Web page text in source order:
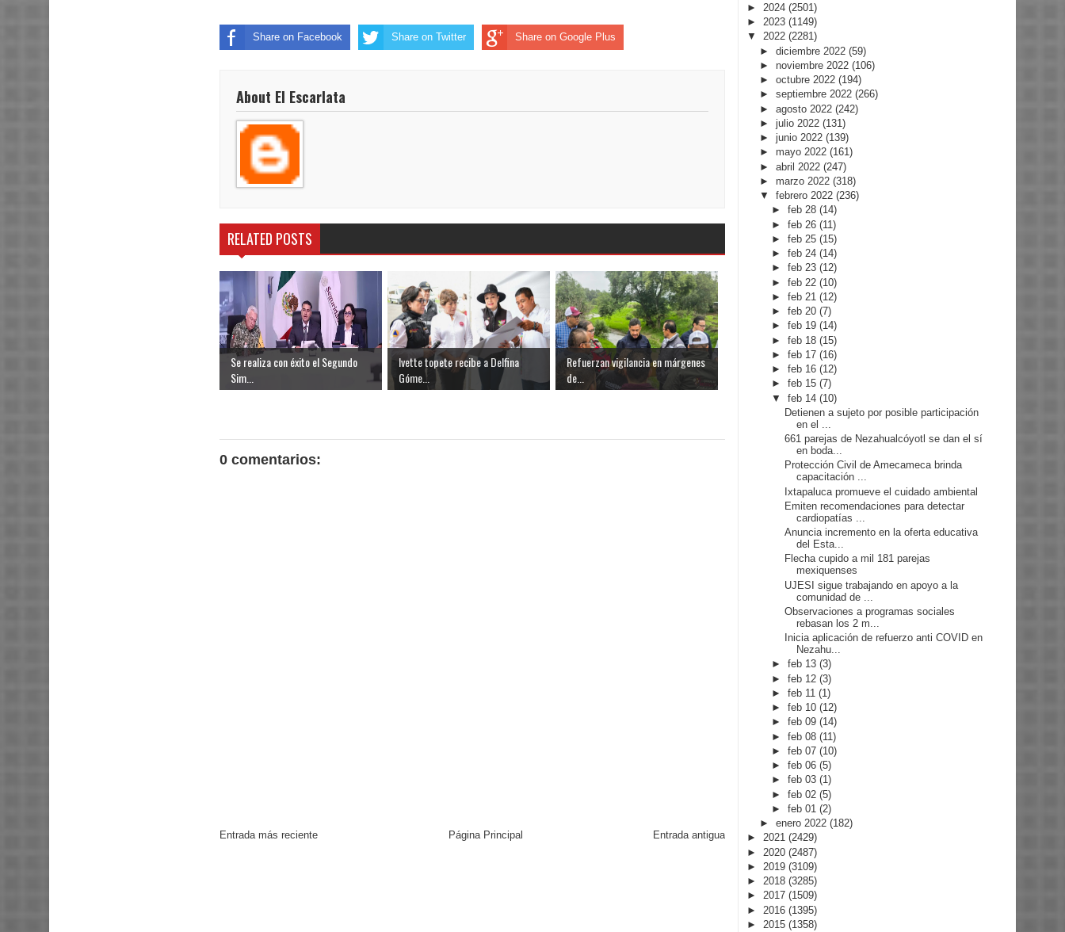
Share on Facebook Share on Twitter Share on Google Plus
About El Escarlata
RELATED POSTS
Se realiza con éxito el Segundo
Sim...
Ivette topete recibe a Delfina
Góme...
Refuerzan vigilancia en márgenes
de...
0 comentarios:
Entrada más reciente Entrada antigua
Página Principal
► 2024 (2501)
► 2023 (1149)
▼ 2022 (2281)
► diciembre 2022 (59)
► noviembre 2022 (106)
► octubre 2022 (194)
► septiembre 2022 (266)
► agosto 2022 (242)
► julio 2022 (131)
► junio 2022 (139)
► mayo 2022 (161)
► abril 2022 (247)
► marzo 2022 (318)
▼ febrero 2022 (236)
►feb 28(14)
►feb 26(11)
►feb 25(15)
►feb 24(14)
►feb 23(12)
►feb 22(10)
►feb 21(12)
►feb 20(7)
►feb 19(14)
►feb 18(15)
►feb 17(16)
►feb 16(12)
►feb 15(7)
▼feb 14(10)
Detienen a sujeto por posible participación
en el ...
661 parejas de Nezahualcóyotl se dan el sí
en boda...
Protección Civil de Amecameca brinda
capacitación ...
Ixtapaluca promueve el cuidado ambiental
Emiten recomendaciones para detectar
cardiopatías ...
Anuncia incremento en la oferta educativa
del Esta...
Flecha cupido a mil 181 parejas
mexiquenses
UJESI sigue trabajando en apoyo a la
comunidad de ...
Observaciones a programas sociales
rebasan los 2 m...
Inicia aplicación de refuerzo anti COVID en
Nezahu...
►feb 13(3)
►feb 12(3)
►feb 11(1)
►feb 10(12)
►feb 09(14)
►feb 08(11)
►feb 07(10)
►feb 06(5)
►feb 03(1)
►feb 02(5)
►feb 01(2)
► enero 2022 (182)
► 2021 (2429)
► 2020 (2487)
► 2019 (3109)
► 2018 (3285)
► 2017 (1509)
► 2016 (1395)
► 2015 (1358)